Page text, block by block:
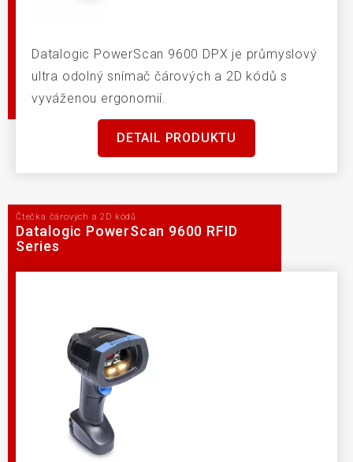
Datalogic PowerScan 9600 DPX je průmyslový
ultra odolný snímač čárových a 2D kódů s
vyváženou ergonomií.
DETAIL PRODUKTU
Čtečka čárových a 2D kódů
Datalogic PowerScan 9600 RFID
Series